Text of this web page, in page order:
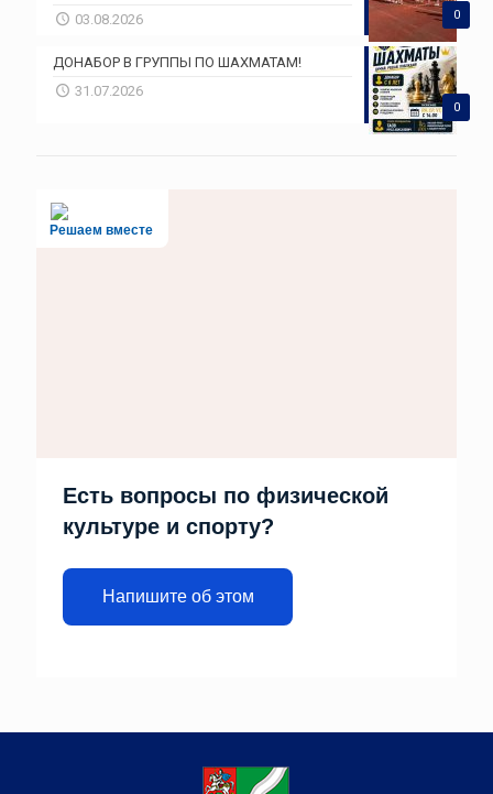
0
03.08.2026
0
ДОНАБОР В ГРУППЫ ПО ШАХМАТАМ!
31.07.2026
Решаем вместе
Есть вопросы по физической
культуре и спорту?
Напишите об этом